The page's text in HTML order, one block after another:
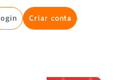
Criar conta